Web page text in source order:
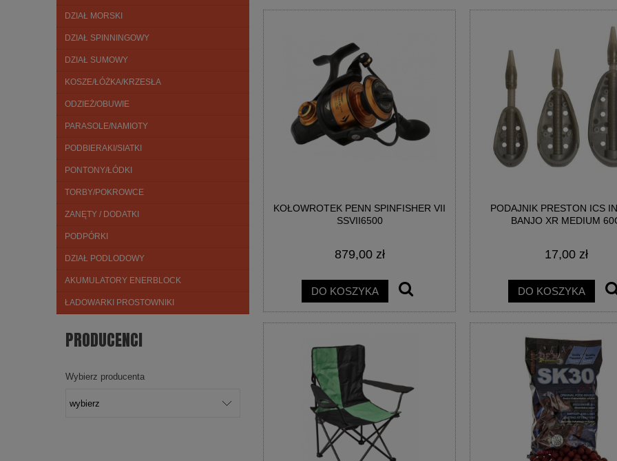
DZIAŁ MORSKI
DZIAŁ SPINNINGOWY
DZIAŁ SUMOWY
KOSZE/ŁÓŻKA/KRZESŁA
ODZIEŻ/OBUWIE
PARASOLE/NAMIOTY
PODBIERAKI/SIATKI
PONTONY/ŁÓDKI
TORBY/POKROWCE
ZANĘTY / DODATKI
PODPÓRKI
DZIAŁ PODLODOWY
AKUMULATORY ENERBLOCK
ŁADOWARKI PROSTOWNIKI
PRODUCENCI
Wybierz producenta
KOŁOWROTEK PENN SPINFISHER VII
SSVII6500
879,00 zł
DO KOSZYKA
PODAJNIK PRESTON ICS
BANJO XR MEDIUM
17,00 zł
DO KOSZYKA